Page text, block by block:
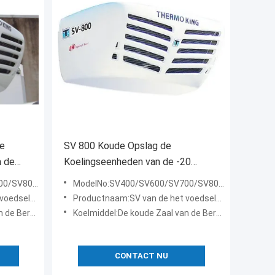
de
SV1000
ijskastdiepvriezer v
SV 800 Koude Opslag de
Koelingseenheden van de -20
Graden Kleine Vrachtwagen
ModelNo:SV400/SV600/SV700/SV800/SV1000
Productnaam:SV van de het voedselvrachtwagen van de reeks de thermokoning eenheid van de de ijskastdiepvriezer v
Koelmiddel:De koude Zaal van de Bergruimtediepvriezer
CONTACT NU